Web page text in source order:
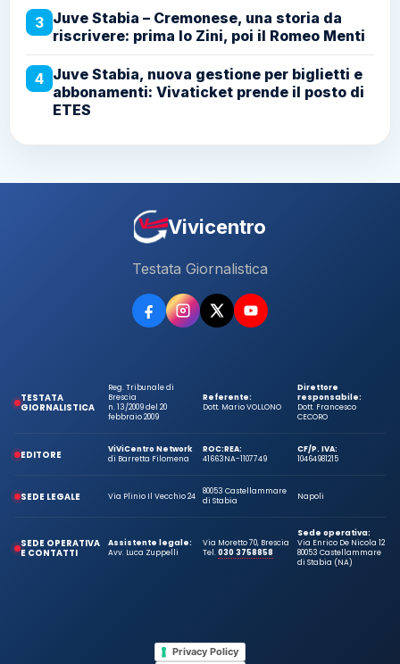
3 Juve Stabia – Cremonese, una storia da
riscrivere: prima lo Zini, poi il Romeo Menti
4 Juve Stabia, nuova gestione per biglietti e
abbonamenti: Vivaticket prende il posto di
ETES
Vivicentro
Testata Giornalistica
TESTATA
GIORNALISTICA
Reg. Tribunale di
Brescia
n. 13/2009 del 20
febbraio 2009
Referente:
Dott. Mario VOLLONO
Direttore
responsabile:
Dott. Francesco
CECORO
EDITORE
ViViCentro Network
di Barretta Filomena
ROC:
41663
REA:
NA-1107749
CF/P. IVA:
10464981215
SEDE LEGALE Via Plinio Il Vecchio 24
80053 Castellammare
di Stabia
Napoli
SEDE OPERATIVA
E CONTATTI
Assistente legale:
Avv. Luca Zuppelli
Via Moretto 70, Brescia
Tel.030 3758858
Sede operativa:
Via Enrico De Nicola 12
80053 Castellammare
di Stabia (NA)
Privacy Policy